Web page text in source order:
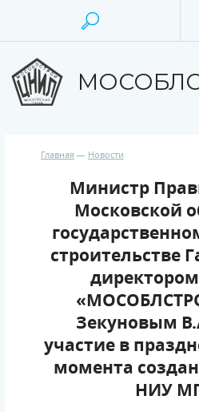
Главная Новости
Министр
Московской
строительстве
Зекуновым
участие в
момента
НИУ